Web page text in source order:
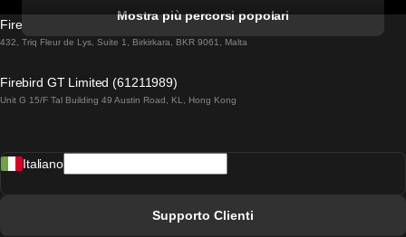
Treni Da Lisbona A Lagos
Treni Da Lisbona A Madrid
Mostra più percorsi popolari
Firebird GT Limited (OC 1451)
432, Triq Fleur de Lys, Suite 1, Birkirkara, BKR 9061, Malta
Firebird GT Limited (61211989)
Unit G 15/F Tal Building 49 Austin Road, KL, Hong Kong
Italiano
Supporto Clienti